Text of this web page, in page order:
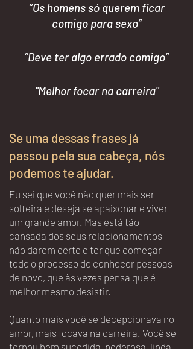
“Os homens só querem ficar
comigo para sexo”
“Deve ter algo errado comigo”
"Melhor focar na carreira"
Se uma dessas frases já
passou pela sua cabeça, nós
podemos te ajudar.
Eu sei que você não quer mais ser
solteira e deseja se apaixonar e viver
um grande amor. Mas está tão
cansada dos seus relacionamentos
não darem certo e ter que começar
todo o processo de conhecer pessoas
de novo, que às vezes pensa que é
melhor mesmo desistir.
Quanto mais você se decepcionava no
amor, mais focava na carreira. Você se
tornou bem sucedida, poderosa, linda,